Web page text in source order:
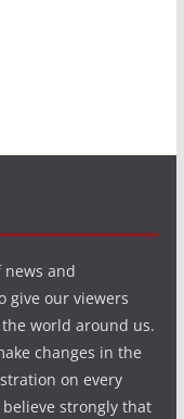
and
give our viewers
world around us.
changes in the
on every
strongly that